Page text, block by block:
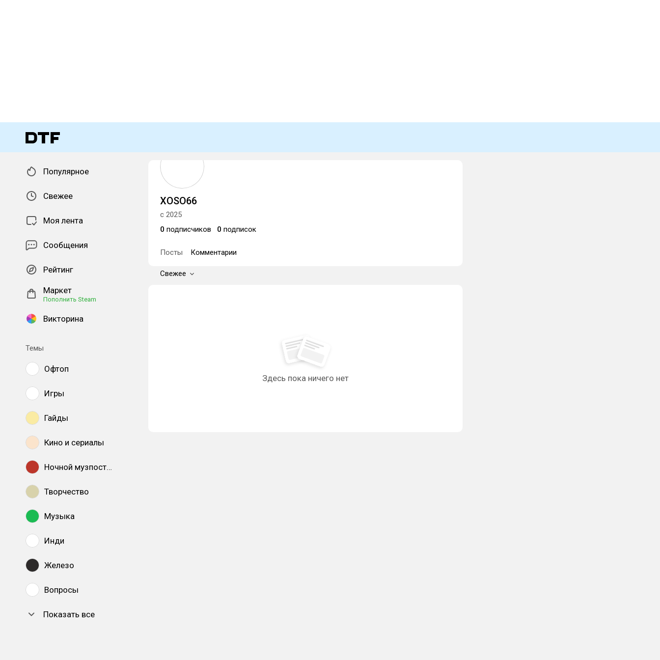
Популярное
Свежее
Моя лента
Сообщения
Рейтинг
Маркет
Пополнить Steam
Викторина
Темы
Офтоп
Игры
Гайды
Кино и сериалы
Ночной музпостинг
Творчество
Музыка
Инди
Железо
Вопросы
Показать все
XOSO66
с 2025
0 подписчиков 0 подписок
Посты Комментарии
Свежее
Здесь пока ничего нет